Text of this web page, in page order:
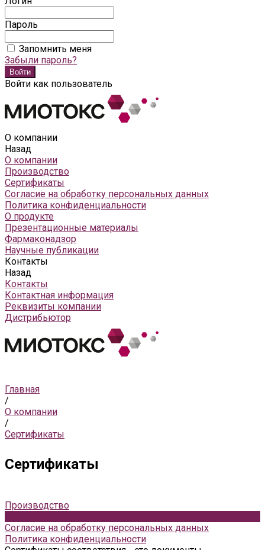
Пароль
Запомнить меня
Забыли пароль?
Войти как пользователь
О компании
Назад
О компании
Производство
Сертификаты
Согласие на обработку персональных данных
Политика конфиденциальности
О продукте
Презентационные материалы
Фармаконадзор
Научные публикации
Контакты
Назад
Контакты
Контактная информация
Реквизиты компании
Дистрибьютор
Главная
/
О компании
/
Сертификаты
Сертификаты
Производство
Согласие на обработку персональных данных
Политика конфиденциальности